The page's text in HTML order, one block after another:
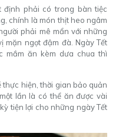
định phải có trong bàn tiệc
chính là món thịt heo ngâm
phải mê mẩn vớinhững
mặn ngọt đậm đà. Ngày Tết
mắm ăn kèm dưa chua thì
hiện, thời gian bảo quản
lần là có thể ăn được vài
tiện lợi cho những ngày Tết